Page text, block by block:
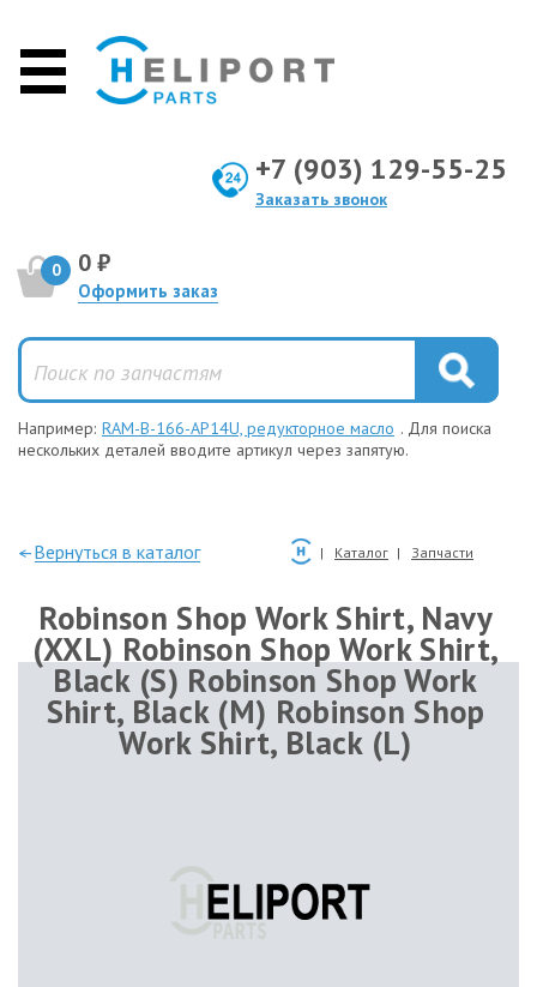
+7 (903) 129-55-25
Заказать звонок
0 0 ₽
Оформить заказ
Например: RAM-B-166-AP14U, редукторное масло . Для поиска
нескольких деталей вводите артикул через запятую.
—Вернуться в каталог Каталог Запчасти
Robinson Shop Work Shirt, Navy
(XXL) Robinson Shop Work Shirt,
Black (S) Robinson Shop Work
Shirt, Black (M) Robinson Shop
Work Shirt, Black (L)